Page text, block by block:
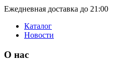
Ежедневная доставка до 21:00
Каталог
Новости
О нас